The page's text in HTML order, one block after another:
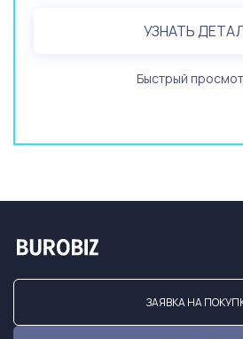
УЗНАТЬ
Быстрый
ЗАЯВКА НА